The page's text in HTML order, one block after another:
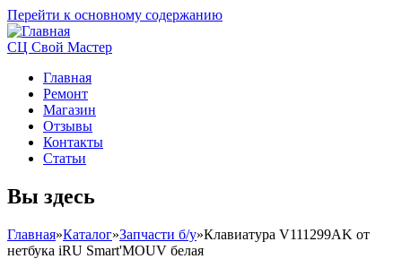
Перейти к основному содержанию
СЦ Свой Мастер
Главная
Ремонт
Магазин
Отзывы
Контакты
Статьи
Вы здесь
Главная»Каталог»Запчасти б/у»Клавиатура V111299AK от
нетбука iRU Smart'MOUV белая